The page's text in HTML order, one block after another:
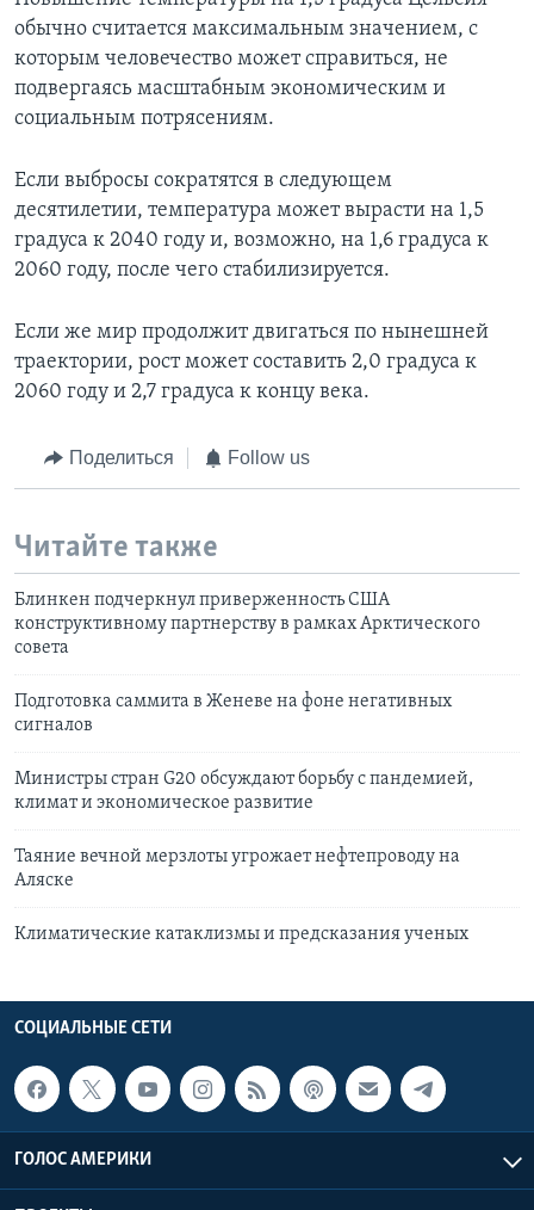
обычно считается максимальным значением, с
которым человечество может справиться, не
подвергаясь масштабным экономическим и
социальным потрясениям.
Если выбросы сократятся в следующем
десятилетии, температура может вырасти на 1,5
градуса к 2040 году и, возможно, на 1,6 градуса к
2060 году, после чего стабилизируется.
Если же мир продолжит двигаться по нынешней
траектории, рост может составить 2,0 градуса к
2060 году и 2,7 градуса к концу века.
Поделиться Follow us
Читайте также
Блинкен подчеркнул приверженность США
конструктивному партнерству в рамках Арктического
совета
Подготовка саммита в Женеве на фоне негативных
сигналов
Министры стран G20 обсуждают борьбу с пандемией,
климат и экономическое развитие
Таяние вечной мерзлоты угрожает нефтепроводу на
Аляске
Климатические катаклизмы и предсказания ученых
СОЦИАЛЬНЫЕ СЕТИ
ГОЛОС АМЕРИКИ